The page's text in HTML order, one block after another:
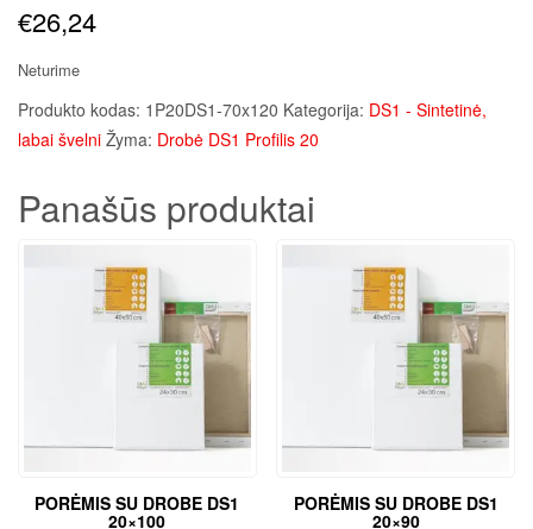
€26,24
Neturime
Produkto kodas: 1P20DS1-70x120 Kategorija: DS1 - Sintetinė,
labai švelni Žyma: Drobė DS1 Profilis 20
Panašūs produktai
PORĖMIS SU DROBE DS1
20×100
PORĖMIS SU DROBE DS1
20×90